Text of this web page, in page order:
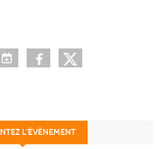
L’ÉVÈNEMENT